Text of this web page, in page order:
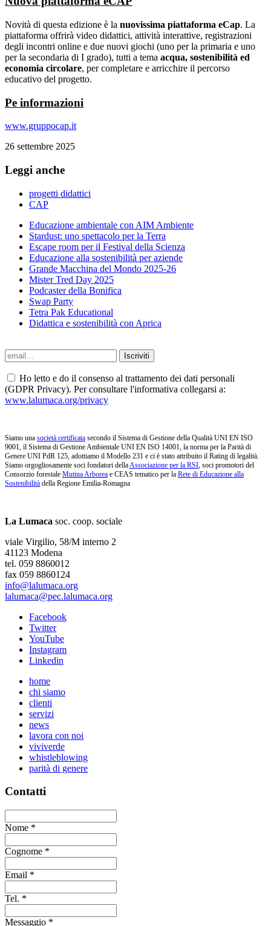
Novità di questa edizione è la nuovissima piattaforma eCap. La
piattaforma offrirà video didattici, attività interattive, registrazioni
degli incontri online e due nuovi giochi (uno per la primaria e uno
per la secondaria di I grado), tutti a tema acqua, sostenibilità ed
economia circolare, per completare e arricchire il percorso
educativo del progetto.
Pe informazioni
www.gruppocap.it
26 settembre 2025
Leggi anche
progetti didattici
CAP
Educazione ambientale con AIM Ambiente
Stardust: uno spettacolo per la Terra
Escape room per il Festival della Scienza
Educazione alla sostenibilità per aziende
Grande Macchina del Mondo 2025-26
Mister Tred Day 2025
Podcaster della Bonifica
Swap Party
Tetra Pak Educational
Didattica e sostenibilità con Aprica
Ho letto e do il consenso al trattamento dei dati personali
(GDPR Privacy). Per consultare l'informativa collegarsi a:
www.lalumaca.org/privacy
Siamo una società certificata secondo il Sistema di Gestione della Qualità UNI EN ISO
9001, il Sistema di Gestione Ambientale UNI EN ISO 14001, la norma per la Parità di
Genere UNI PdR 125, adottiamo il Modello 231 e ci è stato attribuito il Rating di legalità.
Siamo orgogliosamente soci fondatori della Associazione per la RSI , soci promotori del
Consorzio forestale Mutina Arborea e CEAS tematico per la Rete di Educazione alla
Sostenibilità della Regione Emilia-Romagna
La Lumaca soc. coop. sociale
viale Virgilio, 58/M interno 2
41123 Modena
tel. 059 8860012
fax 059 8860124
info@lalumaca.org
lalumaca@pec.lalumaca.org
Facebook
Twitter
YouTube
Instagram
Linkedin
home
chi siamo
clienti
servizi
news
lavora con noi
viviverde
whistleblowing
parità di genere
Contatti
Nome *
Cognome *
Email *
Tel. *
Messaggio *